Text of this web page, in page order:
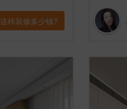
这样装修多少钱?